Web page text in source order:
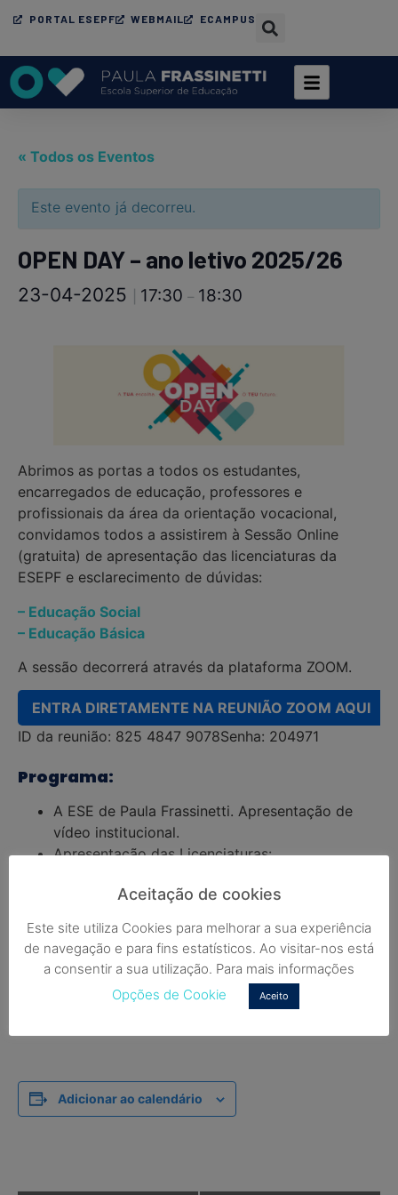
PORTAL ESEPF WEBMAIL ECAMPUS
« Todos os Eventos
Este evento já decorreu.
OPEN DAY – ano letivo 2025/26
23-04-2025 17:30 – 18:30
Abrimos as portas a todos os estudantes,
encarregados de educação, professores e
profissionais da área da orientação vocacional,
convidamos todos a assistirem à Sessão Online
(gratuita) de apresentação das licenciaturas da
ESEPF e esclarecimento de dúvidas:
– Educação Social
– Educação Básica
A sessão decorrerá através da plataforma ZOOM.
ENTRA DIRETAMENTE NA REUNIÃO ZOOM AQUI
ID da reunião: 825 4847 9078Senha: 204971
Programa:
A ESE de Paula Frassinetti. Apresentação de
vídeo institucional.
Apresentação das Licenciaturas:
Saídas profissionais
Como proceder à candidatura?
Regimes de candidatura
Bolsas e apoios financeiros
Adicionar ao calendário
Aceitação de cookies
Este site utiliza Cookies para melhorar a sua experiência
de navegação e para fins estatísticos. Ao visitar-nos está
a consentir a sua utilização. Para mais informações
Opções de Cookie
Aceito